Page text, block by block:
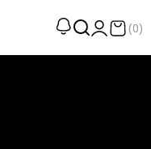
(0)